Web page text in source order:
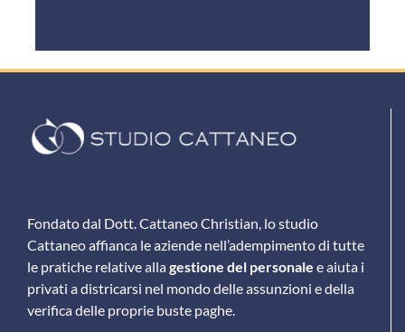
Fondato dal Dott. Cattaneo Christian, lo studio
Cattaneo affianca le aziende nell’adempimento di tutte
le pratiche relative allagestione del personale e aiuta i
privati a districarsi nel mondo delle assunzioni e della
verifica delle proprie buste paghe.